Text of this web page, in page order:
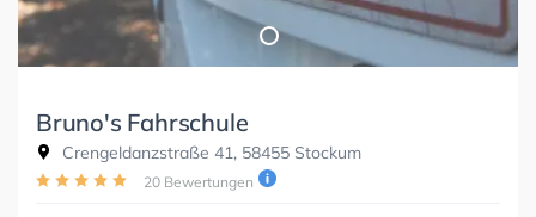
Bruno's Fahrschule
Crengeldanzstraße 41, 58455 Stockum
20 Bewertungen